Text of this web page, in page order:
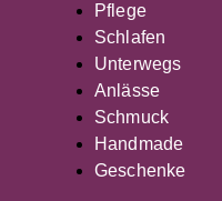
Pflege
Schlafen
Unterwegs
Anlässe
Schmuck
Handmade
Geschenke